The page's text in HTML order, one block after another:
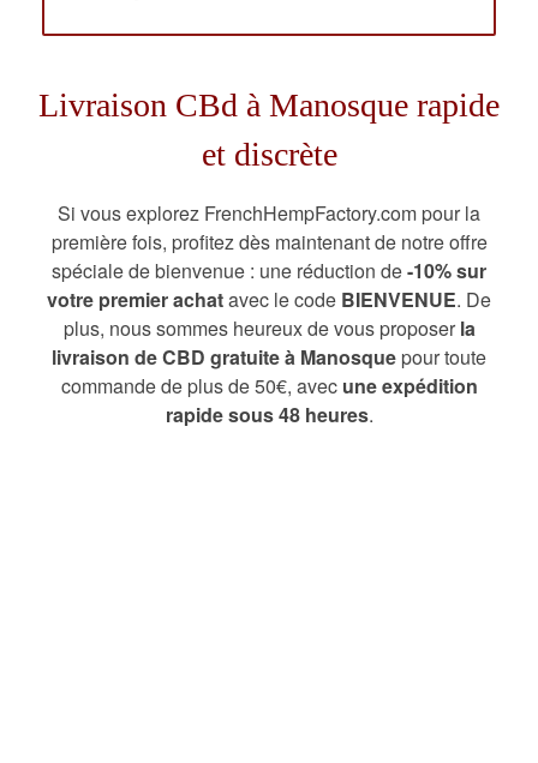
Livraison CBd à Manosque rapide
et discrète
Si vous explorez FrenchHempFactory.com pour la
première fois, profitez dès maintenant de notre offre
spéciale de bienvenue : une réduction de-10% sur
votre premier achatavec le code BIENVENUE. De
plus, nous sommes heureux de vous proposer la
livraison de CBD gratuite à Manosque pour toute
commande de plus de 50€, avec une expédition
rapide sous 48 heures.